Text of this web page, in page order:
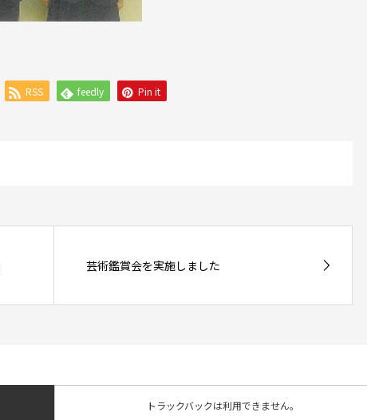
RSS feedly Pin it
芸術鑑賞会を実施しました
トラックバックは利用できません。